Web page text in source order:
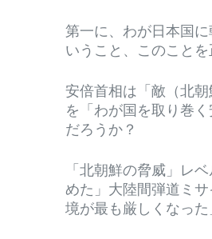
第一に、わが日本国
いうこと、このことを
安倍首相は「敵（北
を「わが国を取り巻
だろうか？
「北朝鮮の脅威」レ
めた」大陸間弾道ミ
境が最も厳しくなっ